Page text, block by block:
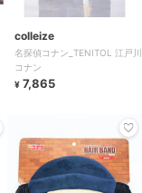
colleize
名探偵コナン_TENITOL 江戸川
コナン
¥ 7,865